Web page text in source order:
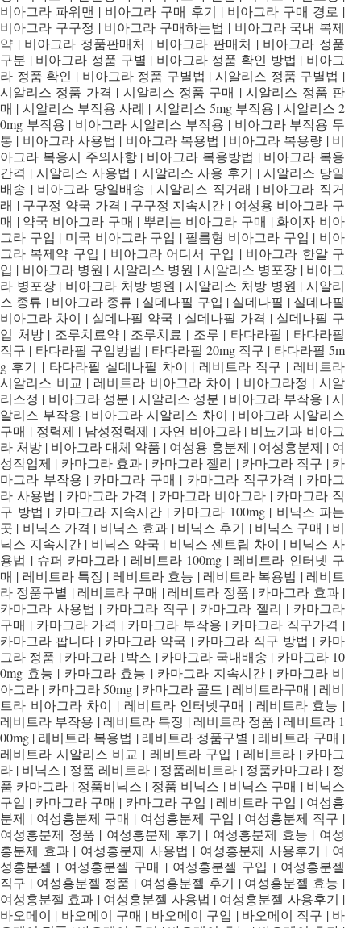
비아그라 파워맨 | 비아그라 구매 후기 | 비아그라 구매 경로 |
비아그라 구구정 | 비아그라 구매하는법 | 비아그라 국내 복제
약 | 비아그라 정품판매처 | 비아그라 판매처 | 비아그라 정품
구분 | 비아그라 정품 구별 | 비아그라 정품 확인 방법 | 비아그
라 정품 확인 | 비아그라 정품 구별법 | 시알리스 정품 구별법 |
시알리스 정품 가격 | 시알리스 정품 구매 | 시알리스 정품 판
매 | 시알리스 부작용 사례 | 시알리스 5mg 부작용 | 시알리스 2
0mg 부작용 | 비아그라 시알리스 부작용 | 비아그라 부작용 두
통 | 비아그라 사용법 | 비아그라 복용법 | 비아그라 복용량 | 비
아그라 복용시 주의사항 | 비아그라 복용방법 | 비아그라 복용
간격 | 시알리스 사용법 | 시알리스 사용 후기 | 시알리스 당일
배송 | 비아그라 당일배송 | 시알리스 직거래 | 비아그라 직거
래 | 구구정 약국 가격 | 구구정 지속시간 | 여성용 비아그라 구
매 | 약국 비아그라 구매 | 뿌리는 비아그라 구매 | 화이자 비아
그라 구입 | 미국 비아그라 구입 | 필름형 비아그라 구입 | 비아
그라 복제약 구입 | 비아그라 어디서 구입 | 비아그라 한알 구
입 | 비아그라 병원 | 시알리스 병원 | 시알리스 병포장 | 비아그
라 병포장 | 비아그라 처방 병원 | 시알리스 처방 병원 | 시알리
스 종류 | 비아그라 종류 | 실데나필 구입 | 실데나필 | 실데나필
비아그라 차이 | 실데나필 약국 | 실데나필 가격 | 실데나필 구
입 처방 | 조루치료약 | 조루치료 | 조루 | 타다라필 | 타다라필
직구 | 타다라필 구입방법 | 타다라필 20mg 직구 | 타다라필 5m
g 후기 | 타다라필 실데나필 차이 | 레비트라 직구 | 레비트라
시알리스 비교 | 레비트라 비아그라 차이 | 비아그라정 | 시알
리스정 | 비아그라 성분 | 시알리스 성분 | 비아그라 부작용 | 시
알리스 부작용 | 비아그라 시알리스 차이 | 비아그라 시알리스
구매 | 정력제 | 남성정력제 | 자연 비아그라 | 비뇨기과 비아그
라 처방 | 비아그라 대체 약품 | 여성용 흥분제 | 여성흥분제 | 여
성작업제 | 카마그라 효과 | 카마그라 젤리 | 카마그라 직구 | 카
마그라 부작용 | 카마그라 구매 | 카마그라 직구가격 | 카마그
라 사용법 | 카마그라 가격 | 카마그라 비아그라 | 카마그라 직
구 방법 | 카마그라 지속시간 | 카마그라 100mg | 비닉스 파는
곳 | 비닉스 가격 | 비닉스 효과 | 비닉스 후기 | 비닉스 구매 | 비
닉스 지속시간 | 비닉스 약국 | 비닉스 센트립 차이 | 비닉스 사
용법 | 슈퍼 카마그라 | 레비트라 100mg | 레비트라 인터넷 구
매 | 레비트라 특징 | 레비트라 효능 | 레비트라 복용법 | 레비트
라 정품구별 | 레비트라 구매 | 레비트라 정품 | 카마그라 효과 |
카마그라 사용법 | 카마그라 직구 | 카마그라 젤리 | 카마그라
구매 | 카마그라 가격 | 카마그라 부작용 | 카마그라 직구가격 |
카마그라 팝니다 | 카마그라 약국 | 카마그라 직구 방법 | 카마
그라 정품 | 카마그라 1박스 | 카마그라 국내배송 | 카마그라 10
0mg 효능 | 카마그라 효능 | 카마그라 지속시간 | 카마그라 비
아그라 | 카마그라 50mg | 카마그라 골드 | 레비트라구매 | 레비
트라 비아그라 차이 | 레비트라 인터넷구매 | 레비트라 효능 |
레비트라 부작용 | 레비트라 특징 | 레비트라 정품 | 레비트라 1
00mg | 레비트라 복용법 | 레비트라 정품구별 | 레비트라 구매 |
레비트라 시알리스 비교 | 레비트라 구입 | 레비트라 | 카마그
라 | 비닉스 | 정품 레비트라 | 정품레비트라 | 정품카마그라 | 정
품 카마그라 | 정품비닉스 | 정품 비닉스 | 비닉스 구매 | 비닉스
구입 | 카마그라 구매 | 카마그라 구입 | 레비트라 구입 | 여성흥
분제 | 여성흥분제 구매 | 여성흥분제 구입 | 여성흥분제 직구 |
여성흥분제 정품 | 여성흥분제 후기 | 여성흥분제 효능 | 여성
흥분제 효과 | 여성흥분제 사용법 | 여성흥분제 사용후기 | 여
성흥분젤 | 여성흥분젤 구매 | 여성흥분젤 구입 | 여성흥분젤
직구 | 여성흥분젤 정품 | 여성흥분젤 후기 | 여성흥분젤 효능 |
여성흥분젤 효과 | 여성흥분젤 사용법 | 여성흥분젤 사용후기 |
바오메이 | 바오메이 구매 | 바오메이 구입 | 바오메이 직구 | 바